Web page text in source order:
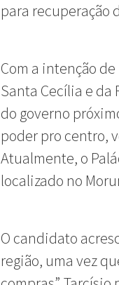
para recuperação
Com a intenção
Santa Cecília e
do governo
poder pro centro,
Atualmente, o
localizado no
O candidato
região, uma vez